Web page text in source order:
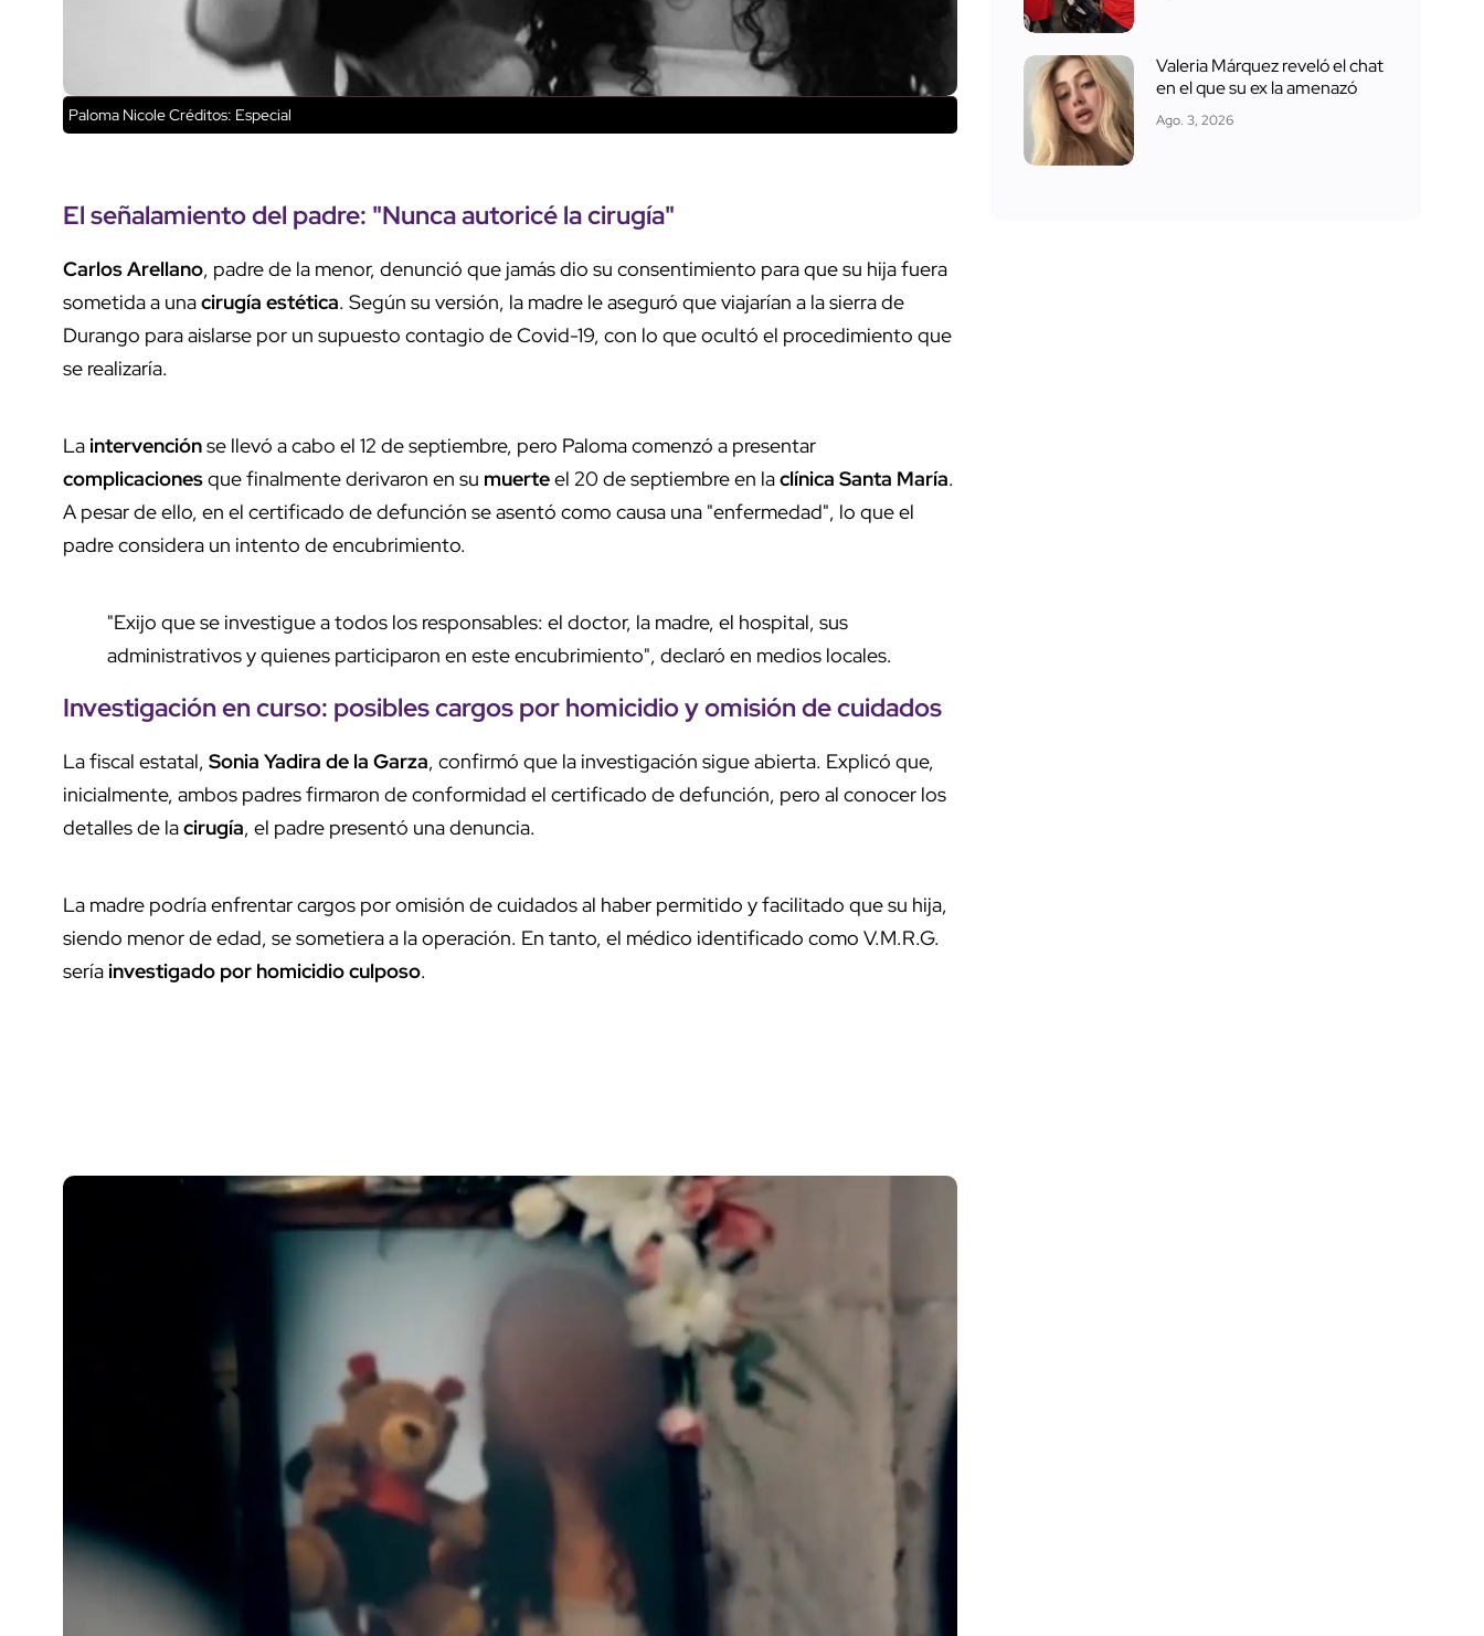
Paloma NicoleCréditos: Especial
Elseñalamiento del padre: "Nunca autoricé lacirugía"
Carlos Arellano, padre de la menor, denunció que jamás dio su consentimiento para que su hija fuera
sometida a unacirugía estética. Según su versión, la madre le aseguró que viajarían a la sierra de
Durango para aislarse por un supuesto contagio de Covid-19, con lo que ocultó el procedimiento que
se realizaría.
Laintervenciónse llevó a cabo el 12 de septiembre, pero Paloma comenzó a presentar
complicacionesque finalmente derivaron en su muerteel 20 de septiembre en laclínica Santa María.
A pesar de ello, en el certificado de defunción se asentó como causa una "enfermedad", lo que el
padre considera un intento de encubrimiento.
"Exijo que se investigue a todos los responsables: el doctor, la madre, el hospital, sus
administrativos y quienes participaron en este encubrimiento", declaró en medios locales.
Investigación en curso: posibles cargosporhomicidioy omisión de cuidados
La fiscal estatal, Sonia Yadira de la Garza, confirmó que la investigación sigue abierta. Explicó que,
inicialmente, ambos padres firmaron de conformidad el certificado de defunción, pero al conocer los
detalles de lacirugía, el padre presentó una denuncia.
La madre podría enfrentar cargos por omisión de cuidados al haber permitido y facilitado que su hija,
siendo menor de edad, se sometiera a la operación. En tanto, el médico identificado como V.M.R.G.
seríainvestigado por homicidio culposo.
Valeria Márquez reveló el chat
en el que su ex la amenazó
Ago. 3, 2026